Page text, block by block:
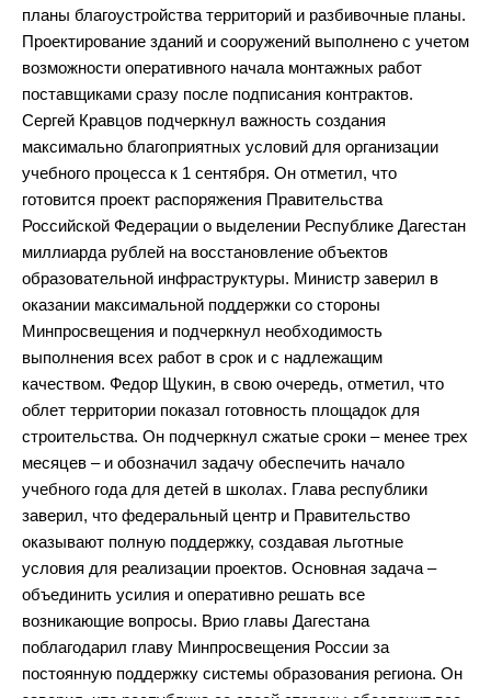
планы благоустройства территорий и разбивочные планы.
Проектирование зданий и сооружений выполнено с учетом
возможности оперативного начала монтажных работ
поставщиками сразу после подписания контрактов.
Сергей Кравцов подчеркнул важность создания
максимально благоприятных условий для организации
учебного процесса к 1 сентября. Он отметил, что
готовится проект распоряжения Правительства
Российской Федерации о выделении Республике Дагестан
миллиарда рублей на восстановление объектов
образовательной инфраструктуры. Министр заверил в
оказании максимальной поддержки со стороны
Минпросвещения и подчеркнул необходимость
выполнения всех работ в срок и с надлежащим
качеством. Федор Щукин, в свою очередь, отметил, что
облет территории показал готовность площадок для
строительства. Он подчеркнул сжатые сроки – менее трех
месяцев – и обозначил задачу обеспечить начало
учебного года для детей в школах. Глава республики
заверил, что федеральный центр и Правительство
оказывают полную поддержку, создавая льготные
условия для реализации проектов. Основная задача –
объединить усилия и оперативно решать все
возникающие вопросы. Врио главы Дагестана
поблагодарил главу Минпросвещения России за
постоянную поддержку системы образования региона. Он